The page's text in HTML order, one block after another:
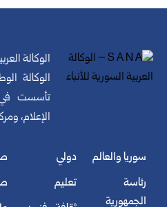
الوكالة
الوكالة
الإعلام،
سوريا والعالم
رئاسة
الجمهورية
دولي
تعليم